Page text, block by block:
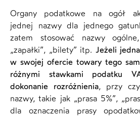
Organy podatkowe na ogół
jednej nazwy dla jednego
zatem stosować nazwy
„zapałki”, „bilety” itp. Jeżeli
w swojej ofercie towary tego
różnymi stawkami podatku
dokonanie rozróżnienia, przy
nazwy, takie jak „prasa 5%”,
dla oznaczenia prasy